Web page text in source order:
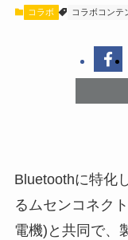
コラボ コラボコンテ
Bluetoothに特化
るムセンコネク
電機)と共同で、